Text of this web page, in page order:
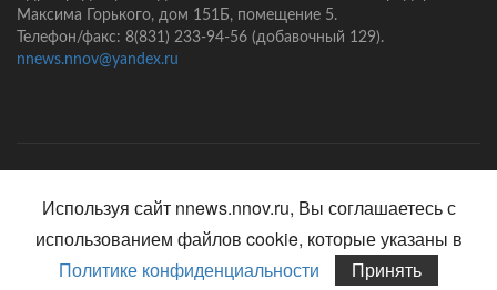
Максима Горького, дом 151Б, помещение 5.
Телефон/факс: 8(831) 233-94-56 (добавочный 129).
nnews.nnov@yandex.ru
Используя сайт nnews.nnov.ru, Вы соглашаетесь с
использованием файлов cookie, которые указаны в
Политике конфиденциальности
Принять